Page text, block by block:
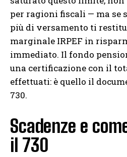
per ragioni fiscali — ma se
più di versamento ti
marginale IRPEF in
immediato. Il fondo
una certificazione con il
effettuati: è quello il
730.
Scadenze e
il 730